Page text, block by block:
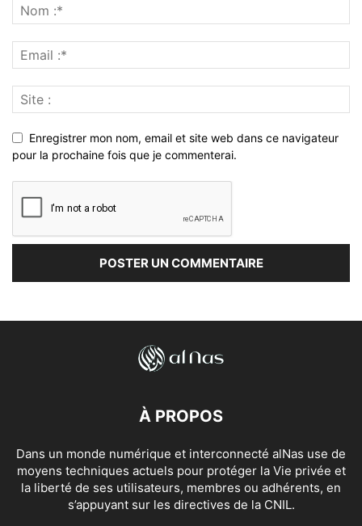
Enregistrer mon nom, email et site web dans ce navigateur
pour la prochaine fois que je commenterai.
À PROPOS
Dans un monde numérique et interconnecté alNas use de
moyens techniques actuels pour protéger la Vie privée et
la liberté de ses utilisateurs, membres ou adhérents, en
s’appuyant sur les directives de la CNIL.